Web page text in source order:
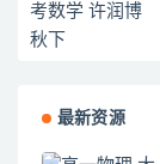
最新资源